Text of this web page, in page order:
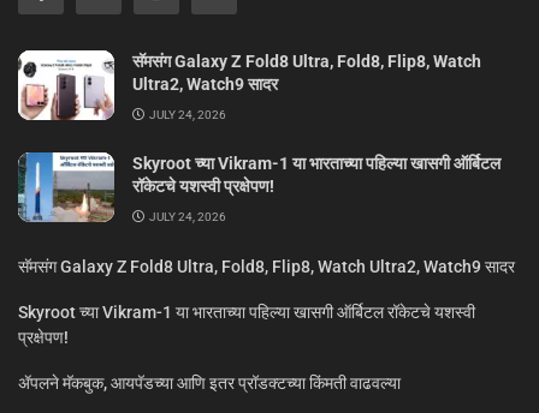
सॅमसंग Galaxy Z Fold8 Ultra, Fold8, Flip8, Watch
Ultra2, Watch9 सादर
JULY 24, 2026
Skyroot च्या Vikram-1 या भारताच्या पहिल्या खासगी ऑर्बिटल
रॉकेटचे यशस्वी प्रक्षेपण!
JULY 24, 2026
सॅमसंग Galaxy Z Fold8 Ultra, Fold8, Flip8, Watch Ultra2, Watch9 सादर
Skyroot च्या Vikram-1 या भारताच्या पहिल्या खासगी ऑर्बिटल रॉकेटचे यशस्वी
प्रक्षेपण!
ॲपलने मॅकबुक, आयपॅडच्या आणि इतर प्रॉडक्टच्या किंमती वाढवल्या